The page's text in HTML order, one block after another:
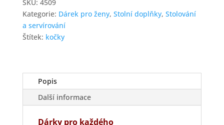
SKU: 4509
Kategorie: Dárek pro ženy, Stolní doplňky, Stolování
a servírování
Štítek: kočky
Popis
Další informace
Dárky pro každého